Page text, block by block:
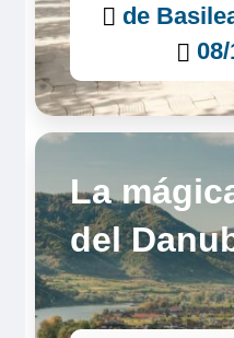
de
La
del